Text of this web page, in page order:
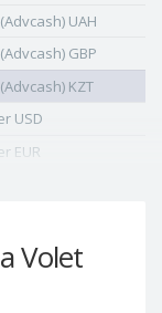
Volet
UAH
GBP
KZT
USD
EUR
Tether ERC20